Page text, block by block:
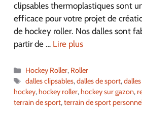
clipsables thermoplastiques sont
efficace pour votre projet de
de hockey roller. Nos dalles sont
partir de … Lire plus
Catégories
Hockey Roller, Roller
Étiquettes
dalles clipsables,dalles de sport,
hockey,hockey roller,hockey sur gazon,
terrain de sport,terrain de sport